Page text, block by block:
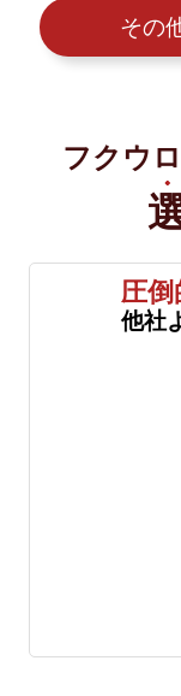
その
フクウ
圧倒
他社